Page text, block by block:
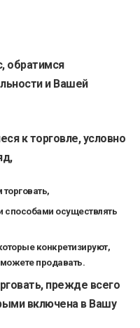
обратимся
и Вашей
к торговле, условно
способами осуществлять
конкретизируют,
продавать.
прежде всего
включена в Вашу